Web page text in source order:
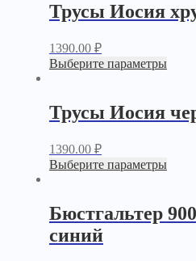
Трусы Иосия
1390.00 ₽
Выберите параметры
Трусы Иосия
1390.00 ₽
Выберите параметры
Бюстгальтер
синий